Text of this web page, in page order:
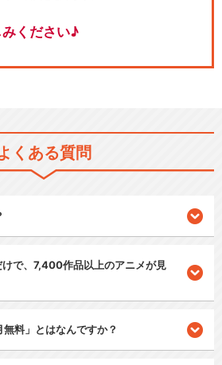
ください♪
くある質問
で、7,400作品以上のアニメが見
無料」とはなんですか？